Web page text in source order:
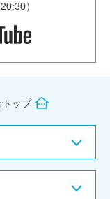
）
ップ